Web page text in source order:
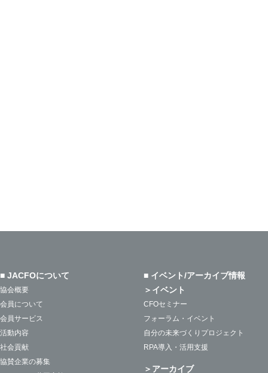
■ JACFOについて
協会概要
会員について
会員サービス
活動内容
社会貢献
協賛企業の募集
■ イベント/アーカイブ情報
＞イベント
CFOセミナー
フォーラム・イベント
自分の未来づくりプロジェクト
RPA導入・活用支援
＞アーカイブ